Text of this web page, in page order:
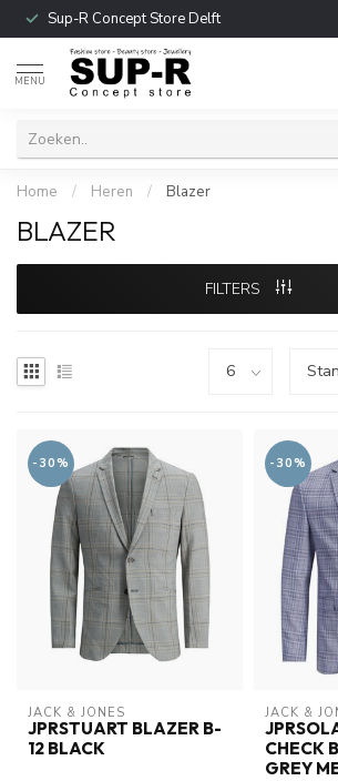
Sup-R Concept Store Delft
MENU
Home / Heren / Blazer
BLAZER
FILTERS
-30%
JACK & JONES
JPRSTUART BLAZER B-
12 BLACK
-30%
JACK &
CHECK
GREY